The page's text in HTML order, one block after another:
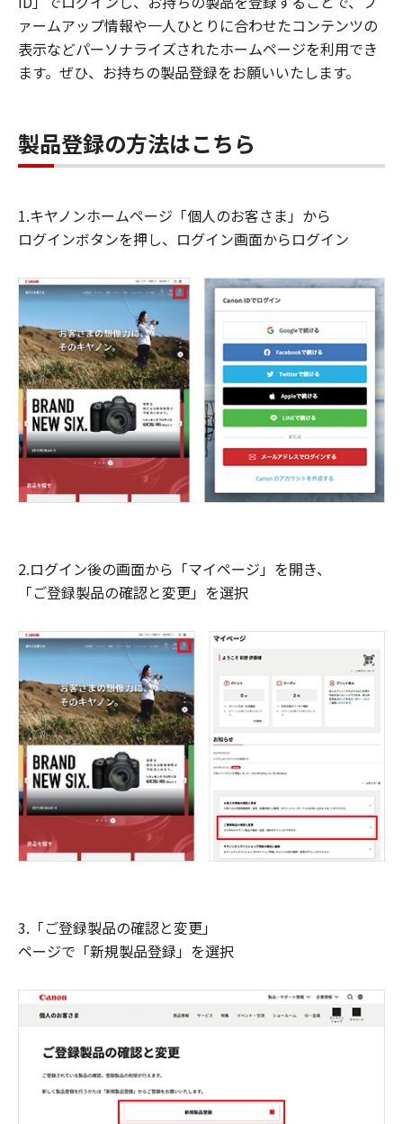
ァームアップ情報や一人ひとりに合わせたコンテンツの
表示などパーソナライズされたホームページを利用でき
ます。ぜひ、お持ちの製品登録をお願いいたします。
製品登録の方法はこちら
1.キヤノンホームページ「個人のお客さま」から
ログインボタンを押し、ログイン画面からログイン
2.ログイン後の画面から「マイページ」を開き、
「ご登録製品の確認と変更」を選択
3.「ご登録製品の確認と変更」
ページで「新規製品登録」を選択